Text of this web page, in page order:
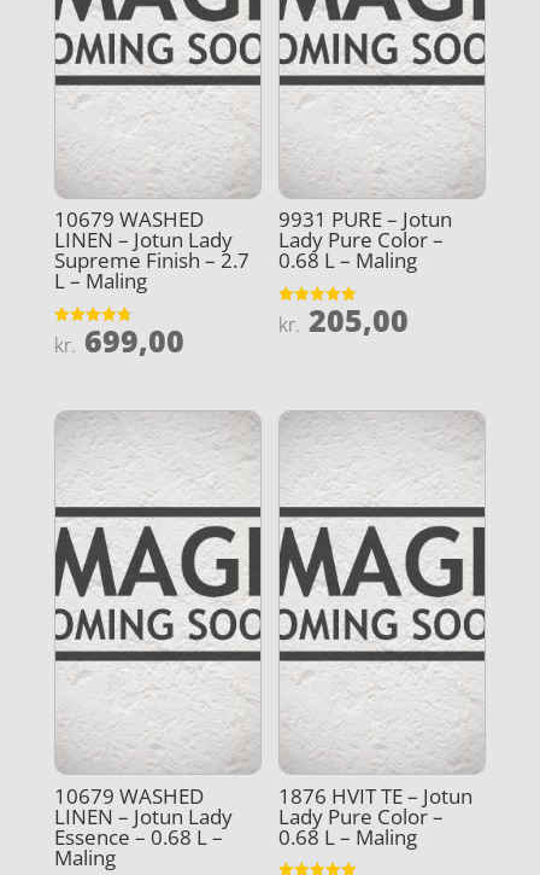
10679 WASHED
LINEN – Jotun Lady
Supreme Finish – 2.7
L – Maling
Vurderet
4.8
kr. 699,00
9931 PURE – Jotun
Lady Pure Color –
0.68 L – Maling
Vurderet
4.9
kr. 205,00
10679 WASHED
LINEN – Jotun Lady
Essence – 0.68 L –
Maling
1876 HVIT TE – Jotun
Lady Pure Color –
0.68 L – Maling